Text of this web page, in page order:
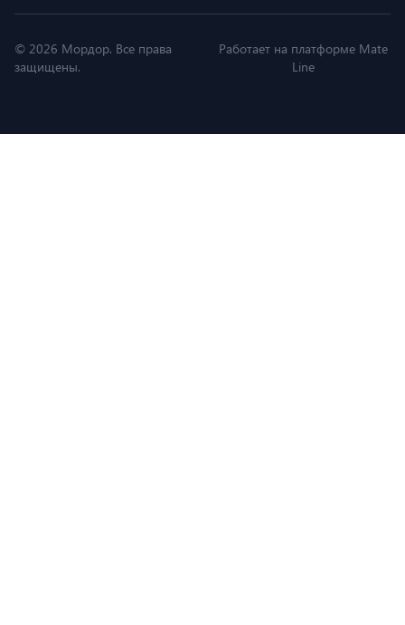
© 2026 Мордор. Все права
защищены.
Работает на платформе Mate
Line